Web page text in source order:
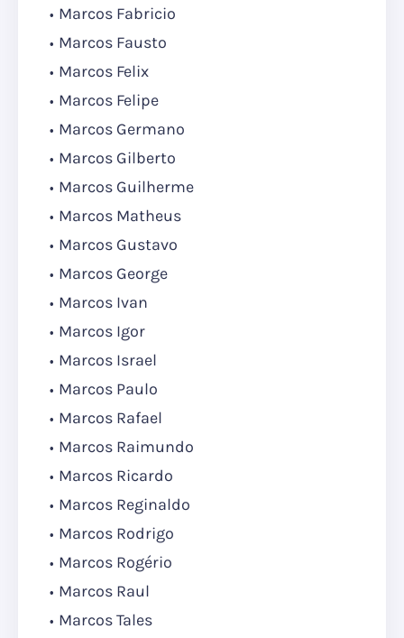
Marcos Fabricio
Marcos Fausto
Marcos Felix
Marcos Felipe
Marcos Germano
Marcos Gilberto
Marcos Guilherme
Marcos Matheus
Marcos Gustavo
Marcos George
Marcos Ivan
Marcos Igor
Marcos Israel
Marcos Paulo
Marcos Rafael
Marcos Raimundo
Marcos Ricardo
Marcos Reginaldo
Marcos Rodrigo
Marcos Rogério
Marcos Raul
Marcos Tales